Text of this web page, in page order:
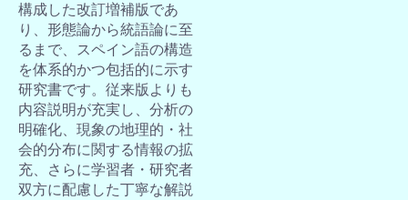
構成した改訂増補版であ
り、形態論から統語論に至
るまで、スペイン語の構造
を体系的かつ包括的に示す
研究書です。従来版よりも
内容説明が充実し、分析の
明確化、現象の地理的・社
会的分布に関する情報の拡
充、さらに学習者・研究者
双方に配慮した丁寧な解説